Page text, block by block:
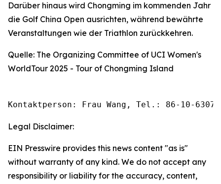
Darüber hinaus wird Chongming im kommenden Jahr
die Golf China Open ausrichten, während bewährte
Veranstaltungen wie der Triathlon zurückkehren.
Quelle: The Organizing Committee of UCI Women's
WorldTour 2025 - Tour of Chongming Island
Kontaktperson: Frau Wang, Tel.: 86-10-
Legal Disclaimer:
EIN Presswire provides this news content "as is"
without warranty of any kind. We do not accept any
responsibility or liability for the accuracy, content,